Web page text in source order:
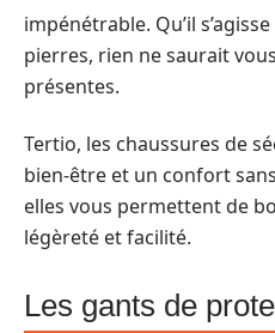
impénétrable. Qu’il
pierres, rien ne saurait
présentes.
Tertio, les chaussures de
bien-être et un confort
elles vous permettent de
légèreté et facilité.
Les gants de